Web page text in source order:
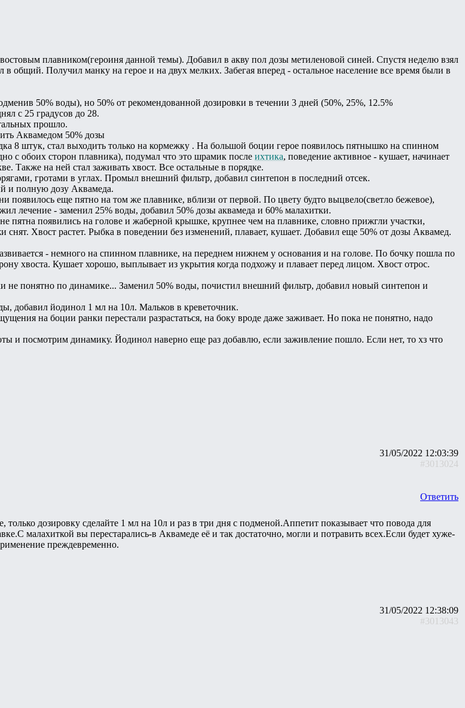
плавником(героиня данной темы). Добавил в акву пол дозы метиленовой синей. Спустя неделю взял
общий. Получил манку на герое и на двух мелких. Забегая вперед - остальное население все время были в
50% воды), но 50% от рекомендованной дозировки в течении 3 дней (50%, 25%, 12.5%
с 25 градусов до 28.
прошло.
Аквамедом 50% дозы
8 штук, стал выходить только на кормежку . На большой боции герое появилось пятнышко на спинном
с обоих сторон плавника), подумал что это шрамик после ихтика, поведение активное - кушает, начинает
Также на ней стал заживать хвост. Все остальные в порядке.
гротами в углах. Промыл внешний фильтр, добавил синтепон в последний отсек.
и полную дозу Аквамеда.
появилось еще пятно на том же плавнике, вблизи от первой. По цвету будто выцвело(светло бежевое),
лечение - заменил 25% воды, добавил 50% дозы аквамеда и 60% малахитки.
пятна появились на голове и жаберной крышке, крупнее чем на плавнике, словно прижгли участки,
снят. Хвост растет. Рыбка в поведении без изменений, плавает, кушает. Добавил еще 50% от дозы Аквамед.
- немного на спинном плавнике, на переднем нижнем у основания и на голове. По бочку пошла по
хвоста. Кушает хорошо, выплывает из укрытия когда подхожу и плавает перед лицом. Хвост отрос.
не понятно по динамике... Заменил 50% воды, почистил внешний фильтр, добавил новый синтепон и
добавил йодинол 1 мл на 10л. Мальков в креветочник.
на боции ранки перестали разрастаться, на боку вроде даже заживает. Но пока не понятно, надо
и посмотрим динамику. Йодинол наверно еще раз добавлю, если заживление пошло. Если нет, то хз что
31/05/2022 12:03:39
#3013024
Ответить
дозировку сделайте 1 мл на 10л и раз в три дня с подменой.Аппетит показывает что повода для
малахиткой вы перестарались-в Аквамеде её и так достаточно, могли и потравить всех.Если будет хуже-
преждевременно.
31/05/2022 12:38:09
#3013043